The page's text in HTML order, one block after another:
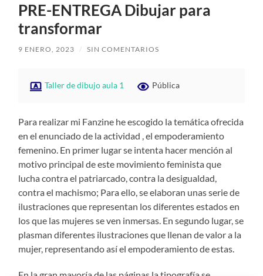
PRE-ENTREGA Dibujar para
transformar
9 ENERO, 2023 / SIN COMENTARIOS
Taller de dibujo aula 1 Pública
Para realizar mi Fanzine he escogido la temática ofrecida
en el enunciado de la actividad , el empoderamiento
femenino. En primer lugar se intenta hacer mención al
motivo principal de este movimiento feminista que
lucha contra el patriarcado, contra la desigualdad,
contra el machismo; Para ello, se elaboran unas serie de
ilustraciones que representan los diferentes estados en
los que las mujeres se ven inmersas. En segundo lugar, se
plasman diferentes ilustraciones que llenan de valor a la
mujer, representando así el empoderamiento de estas.